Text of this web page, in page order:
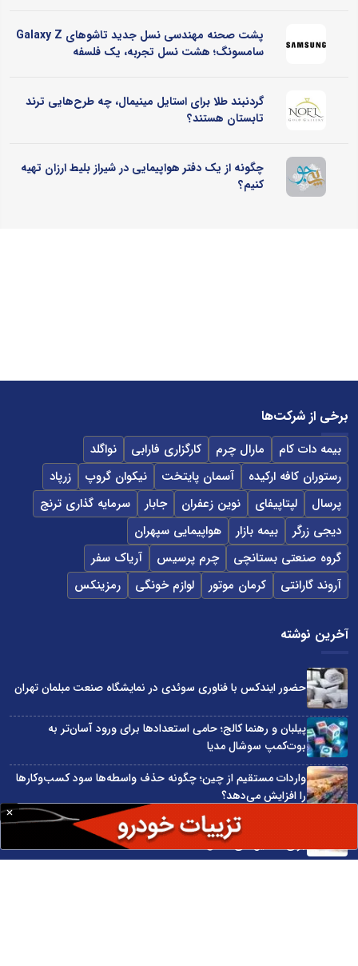
پشت صحنه مهندسی نسل جدید تاشوهای Galaxy Z
سامسونگ؛ هشت نسل تجربه، یک فلسفه
گردنبند طلا برای استایل مینیمال، چه طرح‌هایی ترند
تابستان هستند؟
چگونه از یک دفتر هواپیمایی در شیراز بلیط ارزان تهیه
کنیم؟
برخی از شرکت‌ها
بیمه دات کام مارال چرم کارگزاری فارابی
نواگلد
رستوران کافه ارکیده
آسمان پایتخت نیکوان گروپ
زرپاد
پرسال
لپتاپیفای نوین زعفران جابار
سرمایه گذاری ترنج
دیجی زرگر
بیمه بازار
هواپیمایی سپهران
گروه صنعتی بستانچی
چرم پرسیس
آریاک سفر
آروند گارانتی
کرمان موتور لوازم خونگی رمزینکس
آخرین نوشته
حضور ایندکس با فناوری سوئدی در نمایشگاه صنعت مبلمان تهران
پیلبان و رهنما کالج؛ حامی استعدادها برای ورود آسان‌تر به
بوت‌کمپ سوشال مدیا
واردات مستقیم از چین؛ چگونه حذف واسطه‌ها سود کسب‌وکارها
را افزایش می‌دهد؟
ترند ترین دستبندهای طلا برای تابستان؛ انتخابی ظریف و متفاوت
برای استایل‌های خاص